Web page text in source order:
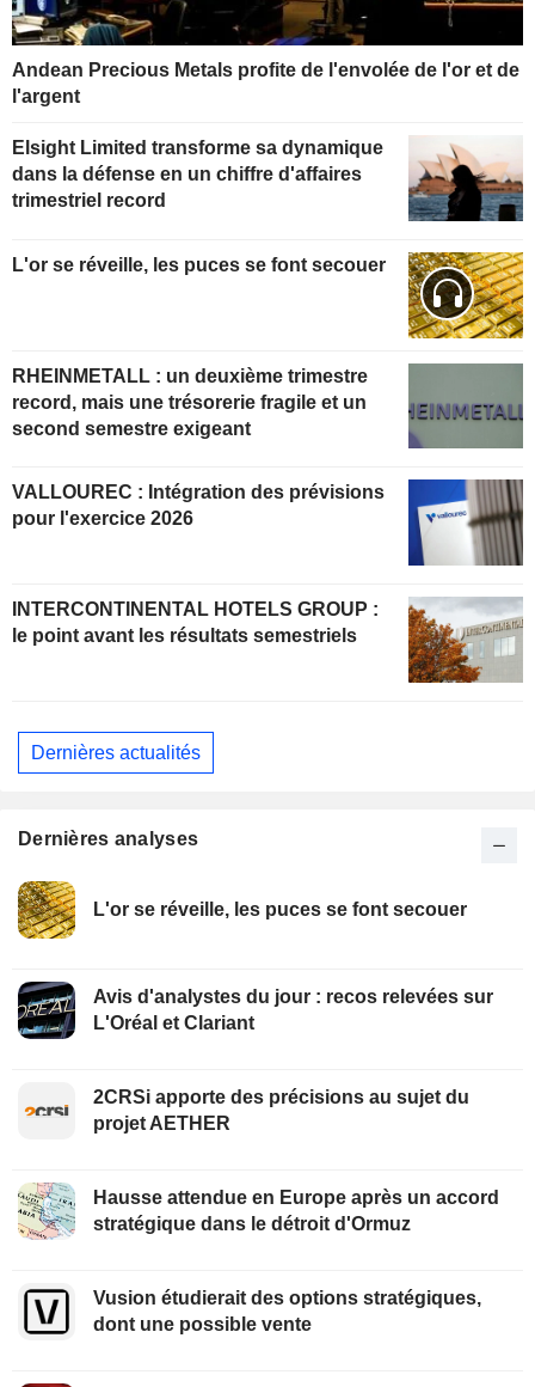
Andean Precious Metals profite de l'envolée de l'or et de
l'argent
Elsight Limited transforme sa dynamique
dans la défense en un chiffre d'affaires
trimestriel record
L'or se réveille, les puces se font secouer
RHEINMETALL : un deuxième trimestre
record, mais une trésorerie fragile et un
second semestre exigeant
VALLOUREC : Intégration des prévisions
pour l'exercice 2026
INTERCONTINENTAL HOTELS GROUP :
le point avant les résultats semestriels
Dernières actualités
Dernières analyses
L'or se réveille, les puces se font secouer
Avis d'analystes du jour : recos relevées sur
L'Oréal et Clariant
2CRSi apporte des précisions au sujet du
projet AETHER
Hausse attendue en Europe après un accord
stratégique dans le détroit d'Ormuz
Vusion étudierait des options stratégiques,
dont une possible vente